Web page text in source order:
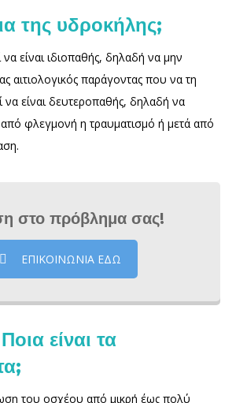
της υδροκήλης;
είναι ιδιοπαθής, δηλαδή να μην
αιτιολογικός παράγοντας που να τη
να είναι δευτεροπαθής, δηλαδή να
από φλεγμονή η τραυματισμό ή μετά από
στο πρόβλημα σας!
ΕΠΙΚΟΙΝΩΝΙΑ ΕΔΩ
είναι τα
του οσχέου από μικρή έως πολύ